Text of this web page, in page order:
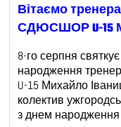
Вітаємо
СДЮСШОР U-15
8-го серпня
народження
U-15 Михайло
колектив
з днем